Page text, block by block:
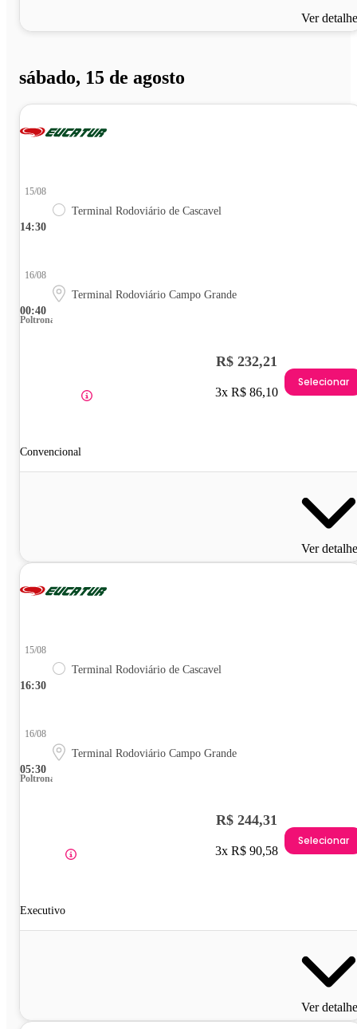
Ver
sábado, 15 de agosto
14:30
15/08
Terminal Rodoviário de Cascavel
00:40
16/08
Terminal Rodoviário Campo Grande
Poltrona
Convencional
R$ 232,21
3x R$ 86,10
Selecionar
Ver
16:30
15/08
Terminal Rodoviário de Cascavel
05:30
16/08
Terminal Rodoviário Campo Grande
Poltrona
Executivo
R$ 244,31
3x R$ 90,58
Selecionar
Ver